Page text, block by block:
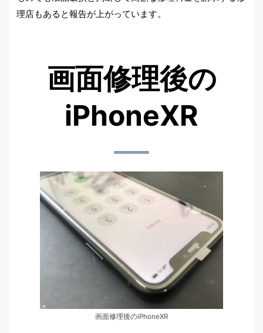
理店もあると報告が上がっています。
画面修理後の
iPhoneXR
画面修理後のiPhoneXR